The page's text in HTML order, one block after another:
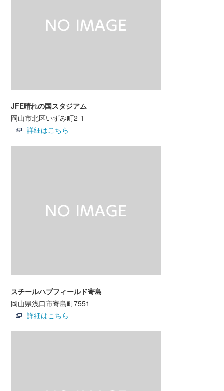
JFE晴れの国スタジアム
岡山市北区いずみ町2-1
詳細はこちら
スチールハブフィールド寄島
岡山県浅口市寄島町7551
詳細はこちら